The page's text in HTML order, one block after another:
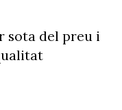
sota del preu i